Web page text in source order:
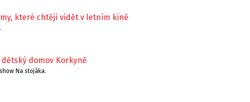
které chtějí vidět v letním kině
domov Korkyně
Na stojáka.